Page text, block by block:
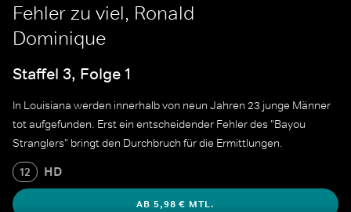
Fehler zu viel, Ronald
Dominique
Staffel 3, Folge 1
In Louisiana werden innerhalb von neun Jahren 23 junge Männer
tot aufgefunden. Erst ein entscheidender Fehler des "Bayou
Stranglers" bringt den Durchbruch für die Ermittlungen.
12 HD
AB 5,98 € MTL.